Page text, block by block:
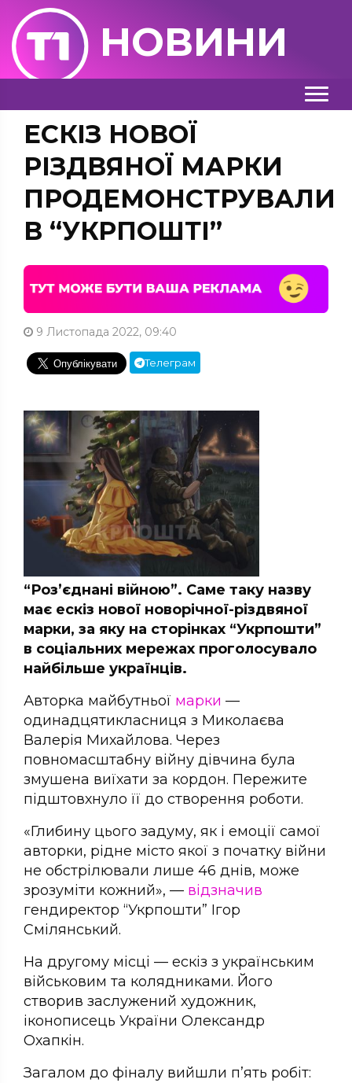
НОВИНИ
ЕСКІЗ НОВОЇ
РІЗДВЯНОЇ МАРКИ
ПРОДЕМОНСТРУВАЛИ
В “УКРПОШТІ”
9 Листопада 2022, 09:40
Телеграм
“Роз’єднані війною”. Саме таку назву
має ескіз нової новорічної-різдвяної
марки, за яку на сторінках “Укрпошти”
в соціальних мережах проголосувало
найбільше українців.
Авторка майбутньої марки —
одинадцятикласниця з Миколаєва
Валерія Михайлова. Через
повномасштабну війну дівчина була
змушена виїхати за кордон. Пережите
підштовхнуло її до створення роботи.
«Глибину цього задуму, як і емоції самої
авторки, рідне місто якої з початку війни
не обстрілювали лише 46 днів, може
зрозуміти кожний», — відзначив
гендиректор “Укрпошти” Ігор
Смілянський.
На другому місці — ескіз з українським
військовим та колядниками. Його
створив заслужений художник,
іконописець України Олександр
Охапкін.
Загалом до фіналу вийшли п’ять робіт: